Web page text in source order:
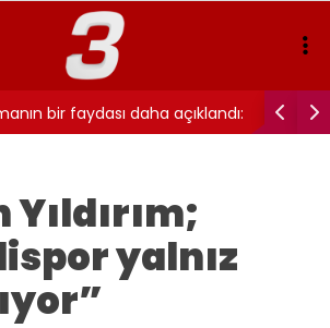
bir faydası daha açıklandı:
7 yıl detayı dikkat çekti
yalnız